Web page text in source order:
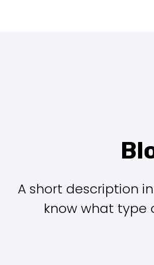
A short description
know what type